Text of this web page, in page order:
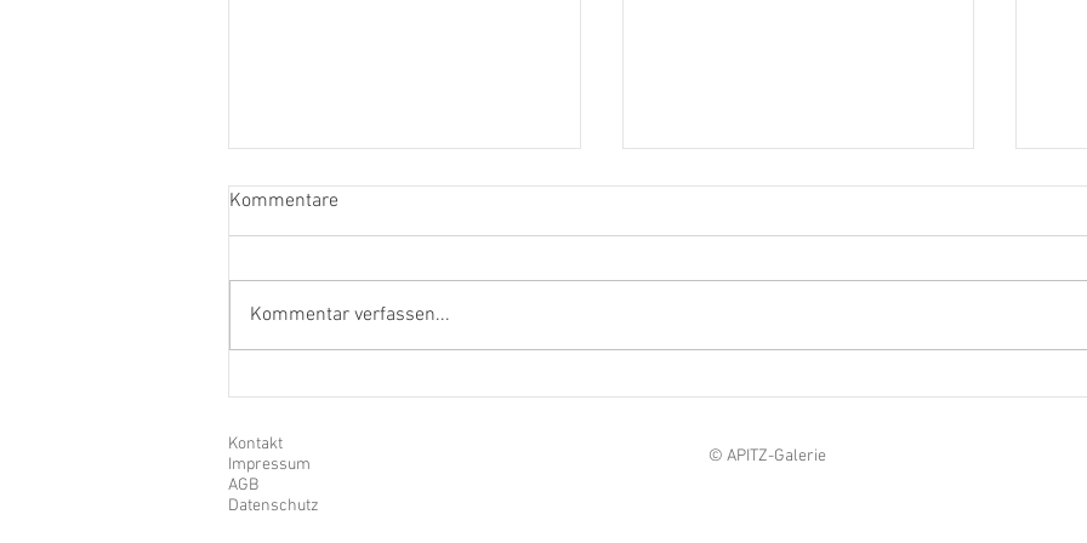
LUTHER95
Kommentare
Kommentar verfassen...
Kontakt
Impressum
AGB
Datenschutz
© APITZ-Galerie